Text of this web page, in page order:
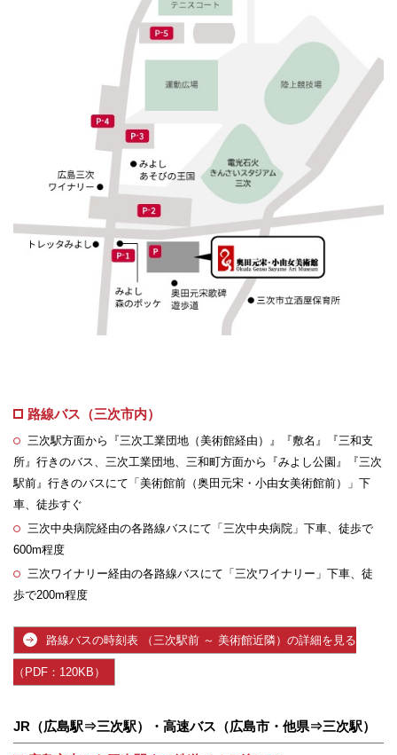
路線バス（三次市内）
三次駅方面から『三次工業団地（美術館経由）』『敷名』『三和支
所』行きのバス、三次工業団地、三和町方面から『みよし公園』『三次
駅前』行きのバスにて「美術館前（奥田元宋・小由女美術館前）」下
車、徒歩すぐ
三次中央病院経由の各路線バスにて「三次中央病院」下車、徒歩で
600m程度
三次ワイナリー経由の各路線バスにて「三次ワイナリー」下車、徒
歩で200m程度
路線バスの時刻表 （三次駅前 ～ 美術館近隣）の詳細を見る
（PDF：120KB）
JR（広島駅⇒三次駅）・高速バス（広島市・他県⇒三次駅）